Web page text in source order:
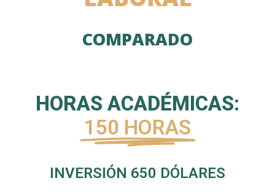
COMPARADO
HORAS ACADÉMICAS:
150 HORAS
INVERSIÓN 650 DÓLARES